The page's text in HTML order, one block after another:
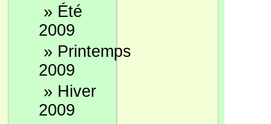
» Été
2009
» Printemps
2009
» Hiver
2009